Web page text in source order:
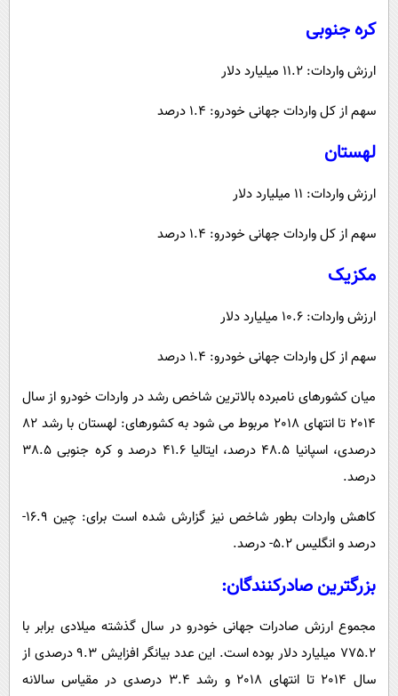
کره جنوبی
ارزش واردات: 11.2 میلیارد دلار
سهم از کل واردات جهانی خودرو: 1.4 درصد
لهستان
ارزش واردات: 11 میلیارد دلار
سهم از کل واردات جهانی خودرو: 1.4 درصد
مکزیک
ارزش واردات: 10.6 میلیارد دلار
سهم از کل واردات جهانی خودرو: 1.4 درصد
میان کشورهای نامبرده بالاترین شاخص رشد در واردات خودرو از سال
2014 تا انتهای 2018 مربوط می شود به کشورهای: لهستان با رشد 82
درصدی، اسپانیا 48.5 درصد، ایتالیا 41.6 درصد و کره جنوبی 38.5
درصد.
کاهش واردات بطور شاخص نیز گزارش شده است برای: چین 16.9-
درصد و انگلیس 5.2- درصد.
بزرگترین صادرکنندگان:
مجموع ارزش صادرات جهانی خودرو در سال گذشته میلادی برابر با
775.2 میلیارد دلار بوده است. این عدد بیانگر افزایش 9.3 درصدی از
سال 2014 تا انتهای 2018 و رشد 3.4 درصدی در مقیاس سالانه